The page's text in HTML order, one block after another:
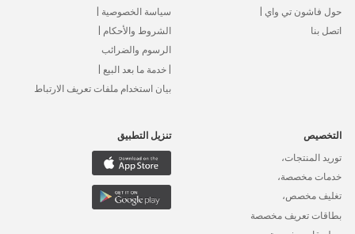
حول فاشون تي واي |
اتصل بنا
سياسة الخصوصية |
الشروط والأحكام |
الرسوم والضرائب
| خدمة ما بعد البيع |
بيان استخدام ملفات تعريف الارتباط
التخصيص
توريد المنتجات،
خدمات مخصصة،
تغليف مخصص،
بطاقات تعريف مخصصة
تنزيل التطبيق